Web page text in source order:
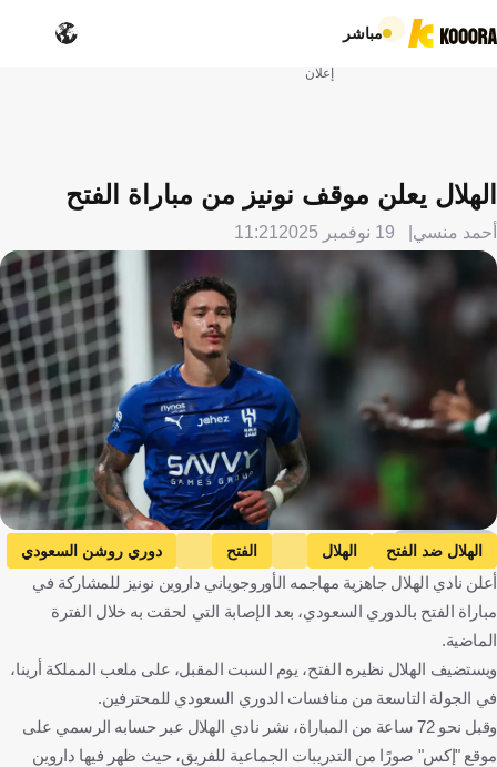
مباشر
إعلان
الهلال يعلن موقف نونيز من مباراة الفتح
أحمد منسي 19 نوفمبر 2025 11:21
Getty Images
الهلال ضد الفتح الهلال الفتح
دوري روشن السعودي
داروين نونيز
المملكة العربية السعودية أورغواي كرة قدم
أعلن نادي الهلال جاهزية مهاجمه الأوروجوياني داروين نونيز للمشاركة في
مباراة الفتح بالدوري السعودي، بعد الإصابة التي لحقت به خلال الفترة
الماضية.
ويستضيف الهلال نظيره الفتح، يوم السبت المقبل، على ملعب المملكة أرينا،
في الجولة التاسعة من منافسات الدوري السعودي للمحترفين.
وقبل نحو 72 ساعة من المباراة، نشر نادي الهلال عبر حسابه الرسمي على
موقع "إكس" صورًا من التدريبات الجماعية للفريق، حيث ظهر فيها داروين